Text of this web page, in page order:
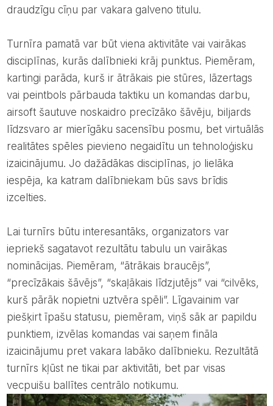
draudzīgu cīņu par vakara galveno titulu.
Turnīra pamatā var būt viena aktivitāte vai vairākas
disciplīnas, kurās dalībnieki krāj punktus. Piemēram,
kartingi parāda, kurš ir ātrākais pie stūres, lāzertags
vai peintbols pārbauda taktiku un komandas darbu,
airsoft šautuve noskaidro precīzāko šāvēju, biljards
līdzsvaro ar mierīgāku sacensību posmu, bet virtuālās
realitātes spēles pievieno negaidītu un tehnoloģisku
izaicinājumu. Jo dažādākas disciplīnas, jo lielāka
iespēja, ka katram dalībniekam būs savs brīdis
izcelties.
Lai turnīrs būtu interesantāks, organizators var
iepriekš sagatavot rezultātu tabulu un vairākas
nominācijas. Piemēram, “ātrākais braucējs”,
“precīzākais šāvējs”, “skaļākais līdzjutējs” vai “cilvēks,
kurš pārāk nopietni uztvēra spēli”. Līgavainim var
piešķirt īpašu statusu, piemēram, viņš sāk ar papildu
punktiem, izvēlas komandas vai saņem fināla
izaicinājumu pret vakara labāko dalībnieku. Rezultātā
turnīrs kļūst ne tikai par aktivitāti, bet par visas
vecpuišu ballītes centrālo notikumu.